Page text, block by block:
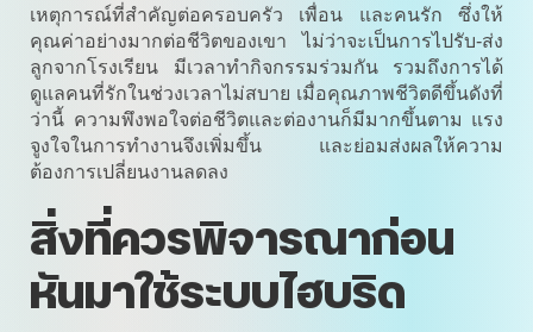
เหตุการณ์ที่สำคัญต่อครอบครัว เพื่อน และคนรัก ซึ่งให้
คุณค่าอย่างมากต่อชีวิตของเขา ไม่ว่าจะเป็นการไปรับ-ส่ง
ลูกจากโรงเรียน มีเวลาทำกิจกรรมร่วมกัน รวมถึงการได้
ดูแลคนที่รักในช่วงเวลาไม่สบาย เมื่อคุณภาพชีวิตดีขึ้นดังที่
ว่านี้ ความพึงพอใจต่อชีวิตและต่องานก็มีมากขึ้นตาม แรง
จูงใจในการทำงานจึงเพิ่มขึ้น และย่อมส่งผลให้ความ
ต้องการเปลี่ยนงานลดลง
สิ่งที่ควรพิจารณาก่อน
หันมาใช้ระบบไฮบริด